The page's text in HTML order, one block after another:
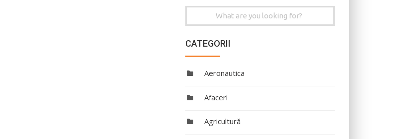
Search
CATEGORII
Aeronautica
Afaceri
Agricultură